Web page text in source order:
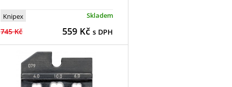
Knipex Skladem
745 Kč 559 Kčs DPH